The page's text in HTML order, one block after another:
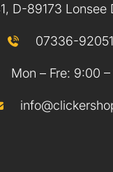
D-89173 Lonsee
07336-
Mon – Fre: 9:00 –